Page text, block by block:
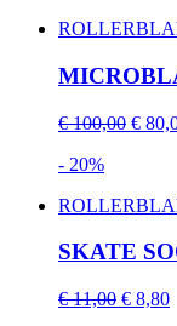
€ 100,00 €
- 20%
SKATE
€ 11,00 € 8,80